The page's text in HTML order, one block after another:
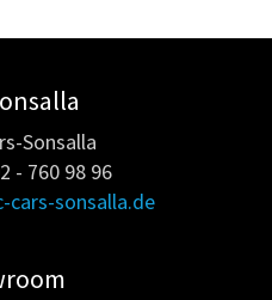
Sonsalla
- 760 98 96
sonsalla.de